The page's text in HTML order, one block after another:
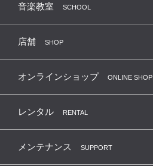
音楽教室 SCHOOL
店舗 SHOP
オンラインショップ ONLINE SHOP
レンタル RENTAL
メンテナンス SUPPORT